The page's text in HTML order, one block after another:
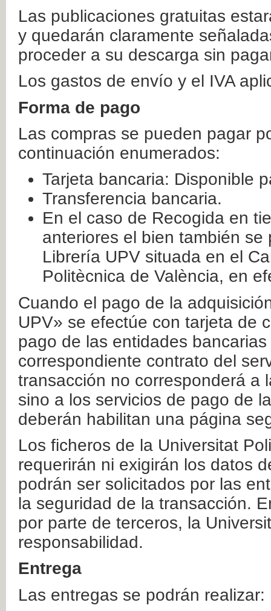
Las publicaciones gratuitas
y quedarán claramente
proceder a su descarga sin
Los gastos de envío y el IVA
Forma de pago
Las compras se pueden pagar
continuación enumerados:
Tarjeta bancaria: Disponible
Transferencia bancaria.
En el caso de Recogida en
anteriores el bien también
Librería UPV situada en el
Politècnica de València, en
Cuando el pago de la
UPV» se efectúe con tarjeta de
pago de las entidades
correspondiente contrato del
transacción no corresponderá a
sino a los servicios de pago de
deberán habilitan una página
Los ficheros de la Universitat
requerirán ni exigirán los datos
podrán ser solicitados por las
la seguridad de la transacción.
por parte de terceros, la
responsabilidad.
Entrega
Las entregas se podrán realizar: